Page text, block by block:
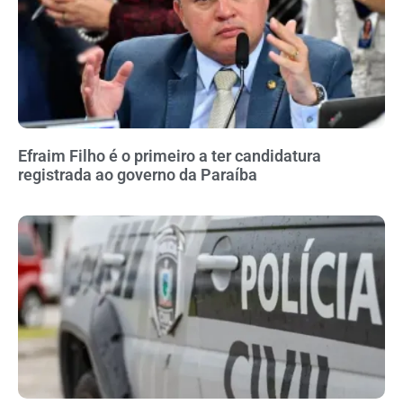
Efraim Filho é o primeiro a ter candidatura
registrada ao governo da Paraíba